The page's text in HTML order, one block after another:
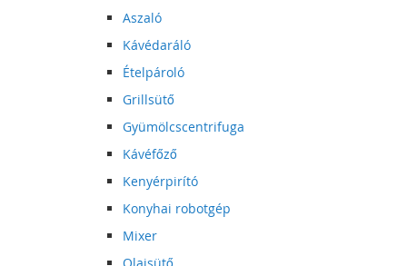
Aszaló
Kávédaráló
Ételpároló
Grillsütő
Gyümölcscentrifuga
Kávéfőző
Kenyérpirító
Konyhai robotgép
Mixer